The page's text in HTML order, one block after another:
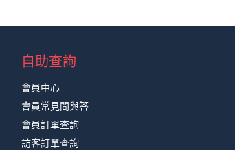
自助查詢
會員中心
會員常見問與答
會員訂單查詢
訪客訂單查詢